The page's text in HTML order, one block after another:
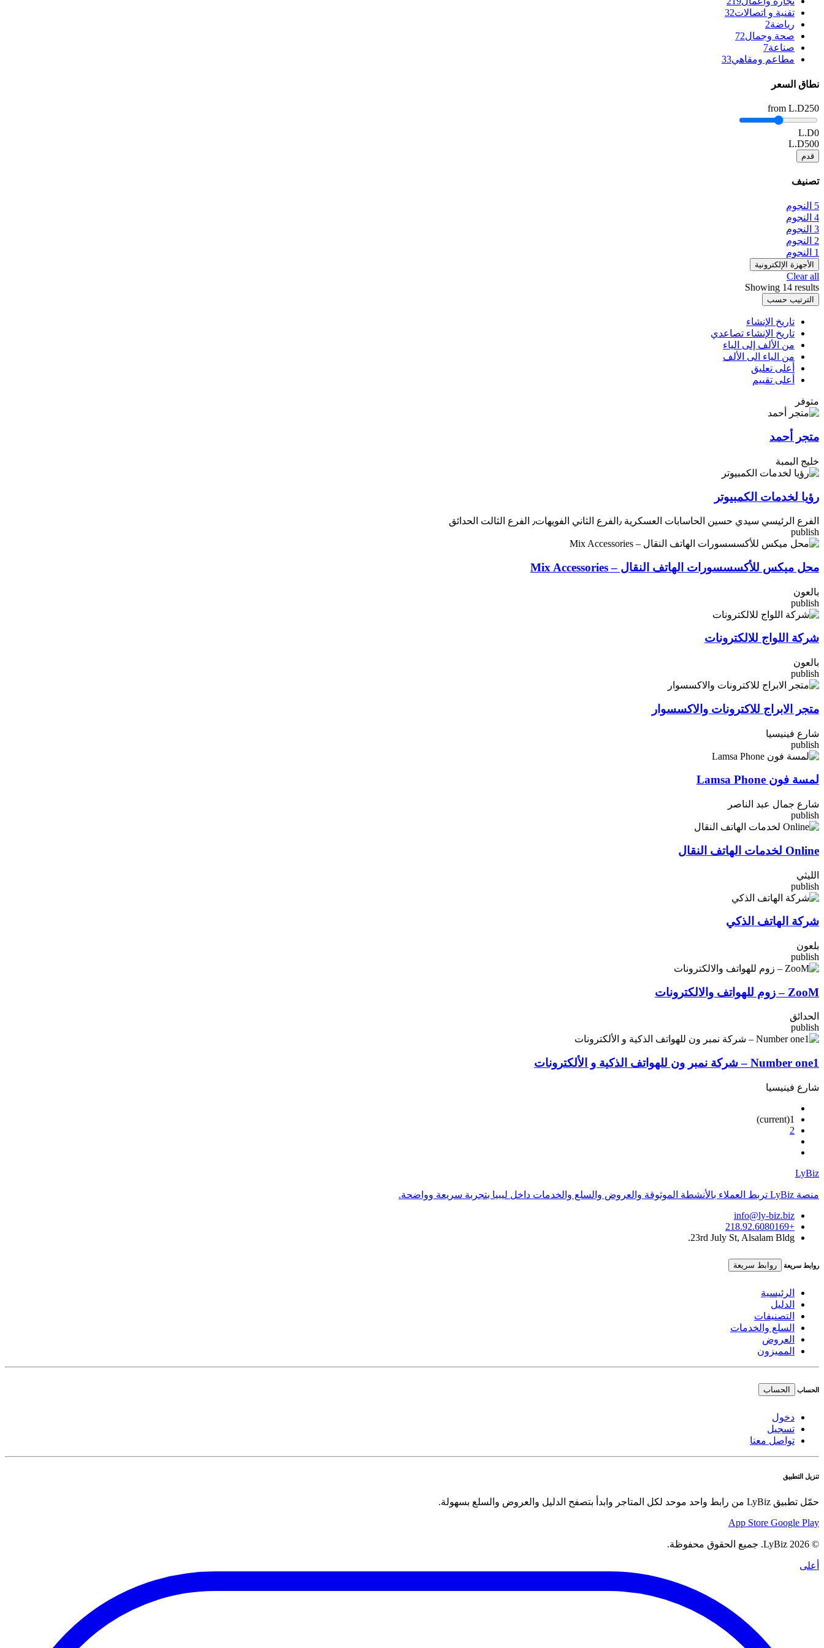
تقنية و اتصالات32
رياضة2
صحة وجمال72
صناعة7
مطاعم ومقاهي33
نطاق السعر
from L.D250
L.D0
L.D500
قدم
تصنيف
5 النجوم
4 النجوم
3 النجوم
2 النجوم
1 النجوم
الأجهزة الإلكترونية
Clear all
Showing 14 results
الترتيب حسب
تاريخ الإنشاء
تاريخ الإنشاء تصاعدي
من الألف إلى الياء
من الياء الى الألف
أعلى تعليق
أعلى تقييم
متوفر
متجر أحمد
خليج البمبة
رؤيا لخدمات الكمبيوتر
الفرع الرئيسي سيدي حسين الحاسابات العسكرية ٫الفرع الثاني الفويهات٫ الفرع الثالت الحدائق
publish
محل ميكس للأكسسسورات الهاتف النقال – Mix Accessories
بالعون
publish
شركة اللواج للالكترونات
بالعون
publish
متجر الابراج للاكترونات والاكسسوار
شارع فينيسيا
publish
لمسة فون Lamsa Phone
شارع جمال عبد الناصر
publish
Online لخدمات الهاتف النقال
الليثي
publish
شركة الهاتف الذكي
بلعون
publish
ZooM – زوم للهواتف والالكترونات
الحدائق
publish
Number one1 – شركة نمبر ون للهواتف الذكية و الألكترونات
شارع فينيسيا
1
(current)
2
LyBiz
منصة LyBiz تربط العملاء بالأنشطة الموثوقة والعروض والسلع والخدمات داخل ليبيا بتجربة سريعة وواضحة.
info@ly-biz.biz
+218.92.6080169
23rd July St, Alsalam Bldg.
روابط سريعة روابط سريعة
الرئيسية
الدليل
التصنيفات
السلع والخدمات
العروض
المميزون
الحساب الحساب
دخول
تسجيل
تواصل معنا
تنزيل التطبيق
حمّل تطبيق LyBiz من رابط واحد موحد لكل المتاجر وابدأ بتصفح الدليل والعروض والسلع بسهولة.
App Store Google Play
© 2026 LyBiz. جميع الحقوق محفوظة.
أعلى